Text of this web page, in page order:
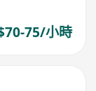
75/小時